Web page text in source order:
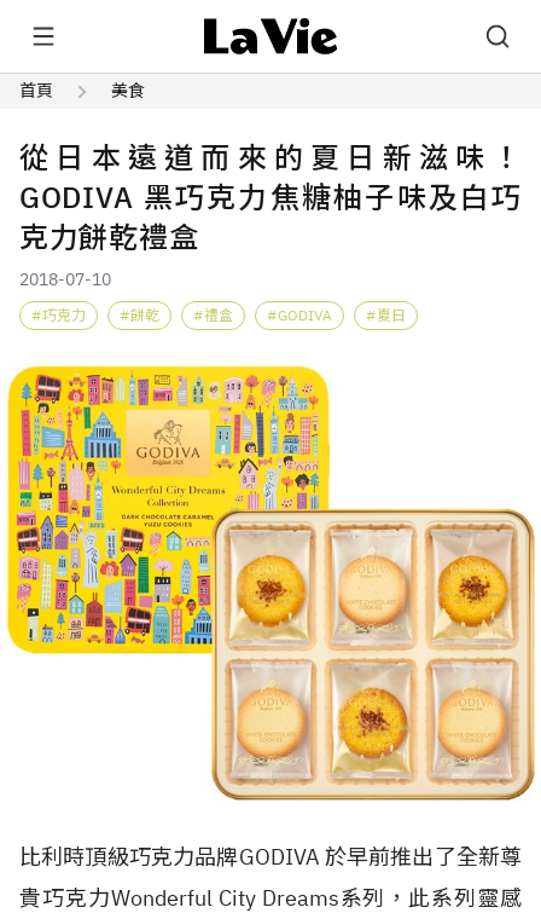
首頁 美食
從日本遠道而來的夏日新滋味！
GODIVA 黑巧克力焦糖柚子味及白巧
克力餅乾禮盒
2018-07-10
巧克力 餅乾 禮盒 GODIVA 夏日
比利時頂級巧克力品牌GODIVA 於早前推出了全新尊
貴巧克力Wonderful City Dreams系列，此系列靈感